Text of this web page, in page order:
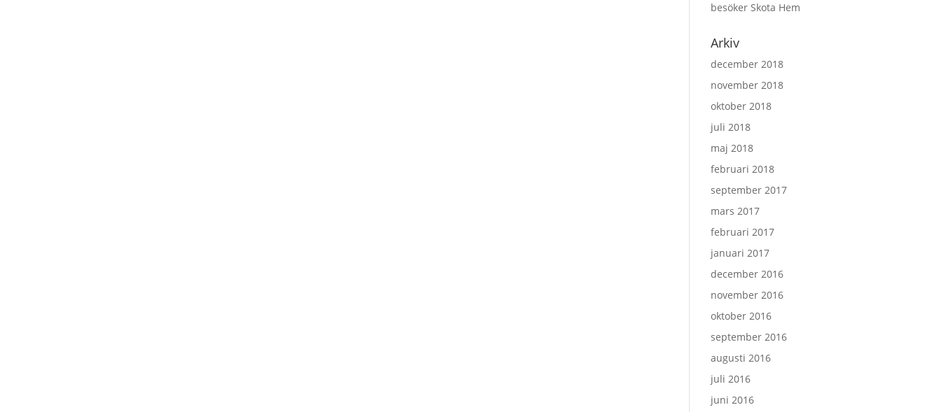
besöker Skota Hem
Arkiv
december 2018
november 2018
oktober 2018
juli 2018
maj 2018
februari 2018
september 2017
mars 2017
februari 2017
januari 2017
december 2016
november 2016
oktober 2016
september 2016
augusti 2016
juli 2016
juni 2016